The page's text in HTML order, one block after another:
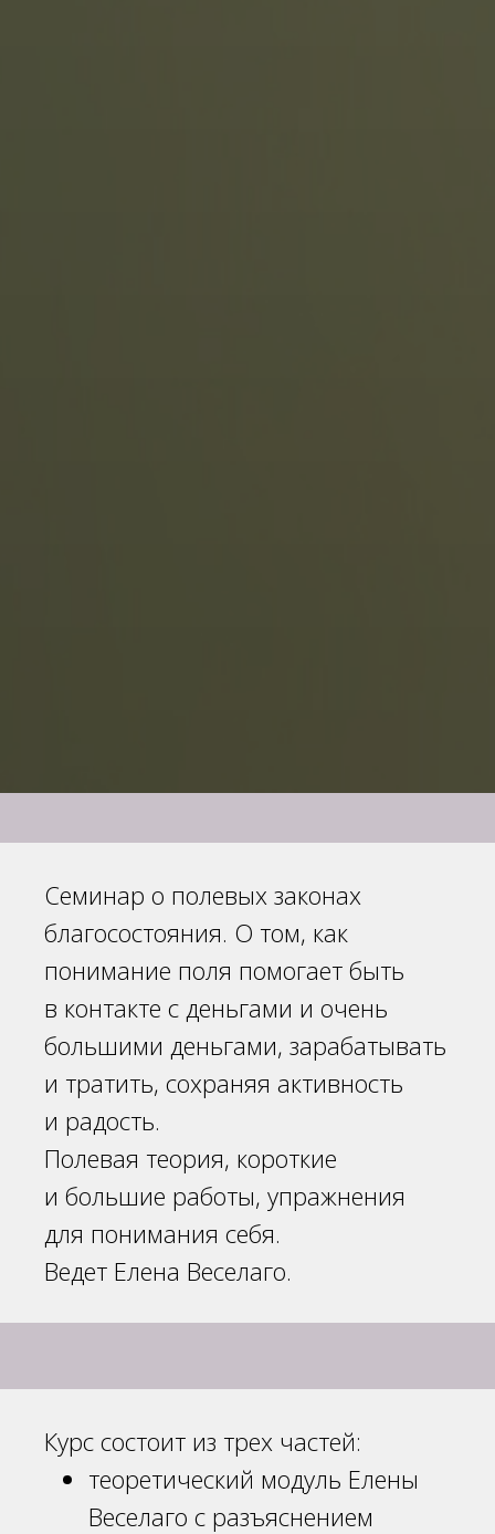
Семинар о полевых законах
благосостояния. О том, как
понимание поля помогает быть
в контакте с деньгами и очень
большими деньгами, зарабатывать
и тратить, сохраняя активность
и радость.
Полевая теория, короткие
и большие работы, упражнения
для понимания себя.
Ведет Елена Веселаго.
Курс состоит из трех частей:
теоретический модуль Елены
Веселаго с разъяснением